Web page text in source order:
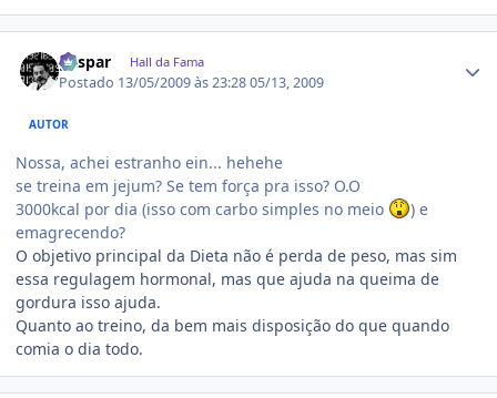
gaspar Hall da Fama
Postado 13/05/2009 às 23:2805/13, 2009
AUTOR
Nossa, achei estranho ein... hehehe
se treina em jejum? Se tem força pra isso? O.O
3000kcal por dia (isso com carbo simples no meio
) e
emagrecendo?
O objetivo principal da Dieta não é perda de peso, mas sim
essa regulagem hormonal, mas que ajuda na queima de
gordura isso ajuda.
Quanto ao treino, da bem mais disposição do que quando
comia o dia todo.